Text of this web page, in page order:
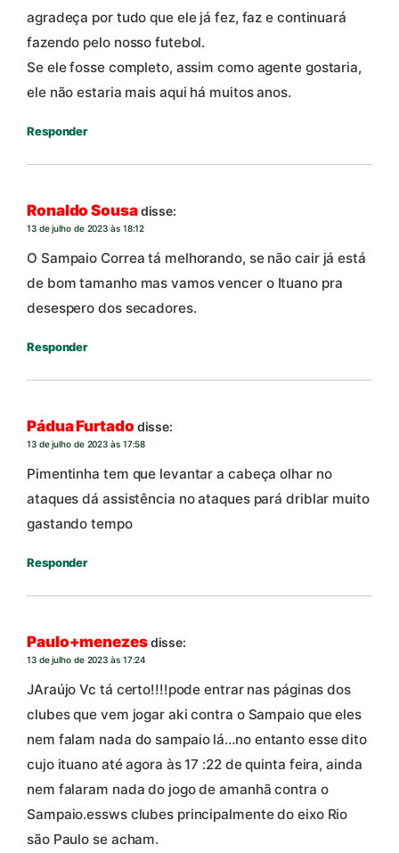
agradeça por tudo que ele já fez, faz e continuará
fazendo pelo nosso futebol.
Se ele fosse completo, assim como agente gostaria,
ele não estaria mais aqui há muitos anos.
Responder
Ronaldo Sousadisse:
13 de julho de 2023 às 18:12
O Sampaio Correa tá melhorando, se não cair já está
de bom tamanho mas vamos vencer o Ituano pra
desespero dos secadores.
Responder
Pádua Furtado disse:
13 de julho de 2023 às 17:58
Pimentinha tem que levantar a cabeça olhar no
ataques dá assistência no ataques pará driblar muito
gastando tempo
Responder
Paulo+menezesdisse:
13 de julho de 2023 às 17:24
JAraújo Vc tá certo!!!!pode entrar nas páginas dos
clubes que vem jogar aki contra o Sampaio que eles
nem falam nada do sampaio lá…no entanto esse dito
cujo ituano até agora às 17 :22 de quinta feira, ainda
nem falaram nada do jogo de amanhã contra o
Sampaio.essws clubes principalmente do eixo Rio
são Paulo se acham.